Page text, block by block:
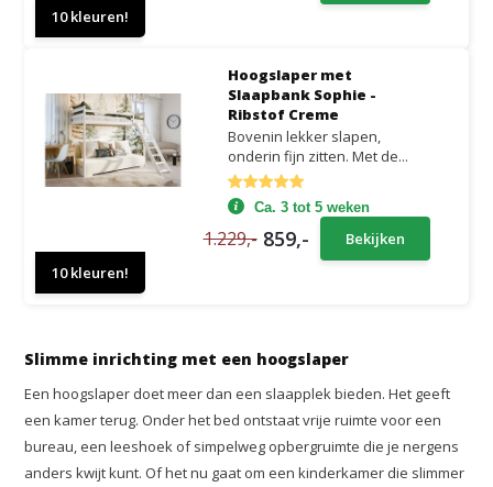
10 kleuren!
10 kleuren!
Hoogslaper met
Slaapbank Sophie -
Ribstof Creme
Bovenin lekker slapen,
onderin fijn zitten. Met de...
Ca. 3 tot 5 weken
1.229,- 859,- Bekijken
Slimme inrichting met een hoogslaper
Een hoogslaper doet meer dan een slaapplek bieden. Het geeft
een kamer terug. Onder het bed ontstaat vrije ruimte voor een
bureau, een leeshoek of simpelweg opbergruimte die je nergens
anders kwijt kunt. Of het nu gaat om een kinderkamer die slimmer